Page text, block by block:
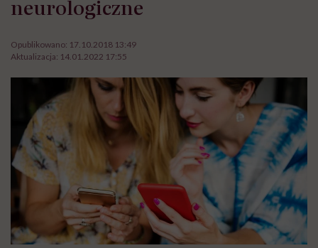
neurologiczne
Opublikowano: 17.10.2018 13:49
Aktualizacja: 14.01.2022 17:55